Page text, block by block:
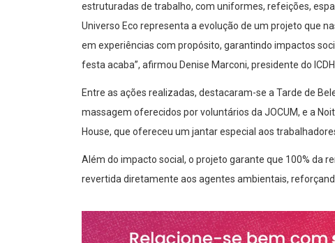
estruturadas de trabalho, com uniformes, refeições,
Universo Eco representa a evolução de um projeto que
em experiências com propósito, garantindo impactos
festa acaba”, afirmou Denise Marconi, presidente do ICDH.
Entre as ações realizadas, destacaram-se a Tarde de
massagem oferecidos por voluntários da JOCUM, e a
House, que ofereceu um jantar especial aos
Além do impacto social, o projeto garante que 100% da
revertida diretamente aos agentes ambientais,